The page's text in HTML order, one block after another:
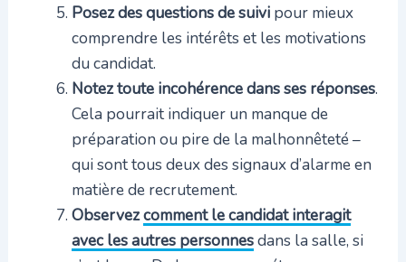
Posez des questions de suivipour mieux
comprendre les intérêts et les motivations
du candidat.
Notez toute incohérence dans ses réponses.
Cela pourrait indiquer un manque de
préparation ou pire de la malhonnêteté –
qui sont tous deux des signaux d’alarme en
matière de recrutement.
Observezcomment le candidat interagit
avec les autres personnesdans la salle, si